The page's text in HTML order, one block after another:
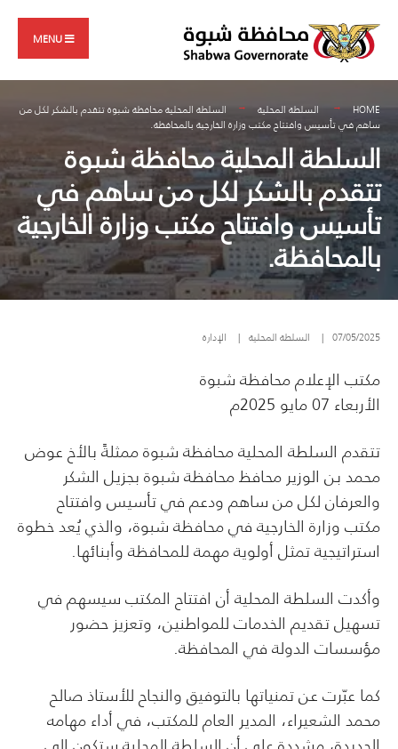
content
MENU
HOME السلطة المحلية
السلطة المحلية محافظة شبوة تتقدم بالشكر لكل من
ساهم في تأسيس وافتتاح مكتب وزارة الخارجية بالمحافظة.
السلطة المحلية محافظة شبوة
تتقدم بالشكر لكل من ساهم في
تأسيس وافتتاح مكتب وزارة الخارجية
بالمحافظة.
07/05/2025
| السلطة المحلية | الإدارة
مكتب الإعلام محافظة شبوة
الأربعاء 07 مايو 2025م
تتقدم السلطة المحلية محافظة شبوة ممثلةً بالأخ عوض
محمد بن الوزير محافظ محافظة شبوة بجزيل الشكر
والعرفان لكل من ساهم ودعم في تأسيس وافتتاح
مكتب وزارة الخارجية في محافظة شبوة، والذي يُعد خطوة
استراتيجية تمثل أولوية مهمة للمحافظة وأبنائها.
وأكدت السلطة المحلية أن افتتاح المكتب سيسهم في
تسهيل تقديم الخدمات للمواطنين، وتعزيز حضور
مؤسسات الدولة في المحافظة.
كما عبّرت عن تمنياتها بالتوفيق والنجاح للأستاذ صالح
محمد الشعيراء، المدير العام للمكتب، في أداء مهامه
for: